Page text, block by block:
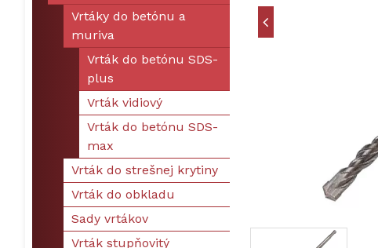
Vrtáky do betónu a
muriva
Vrták do betónu SDS-
plus
Vrták vidiový
Vrták do betónu SDS-
max
Vrták do strešnej krytiny
Vrták do obkladu
Sady vrtákov
Vrták stupňovitý